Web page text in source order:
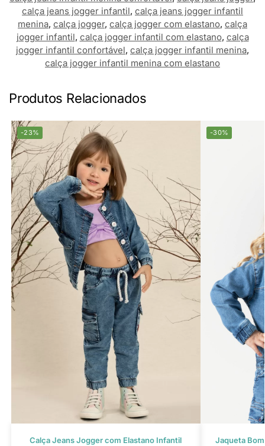
calça jeans jogger infantil, calça jeans jogger infantil
menina, calça jogger, calça jogger com elastano, calça
jogger infantil, calça jogger infantil com elastano, calça
jogger infantil confortável, calça jogger infantil menina,
calça jogger infantil menina com elastano
Produtos Relacionados
-23%
Calça Jeans Jogger com Elastano Infantil
-30%
Jaqueta